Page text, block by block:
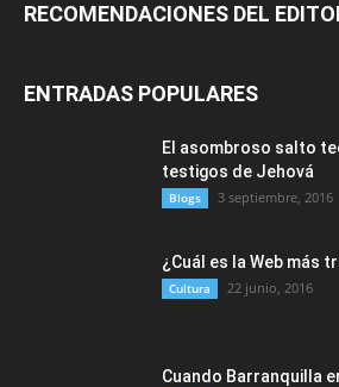
RECOMENDACIONES DEL
ENTRADAS POPULARES
El asombroso salto
testigos de Jehová
Blogs 3 septiembre, 2016
¿Cuál es la Web más
Cultura 22 junio, 2016
Cuando Barranquilla